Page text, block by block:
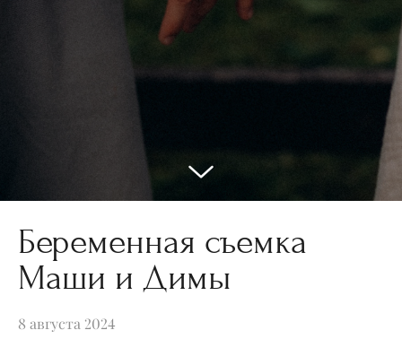
Беременная съемка
Маши и Димы
8 августа 2024